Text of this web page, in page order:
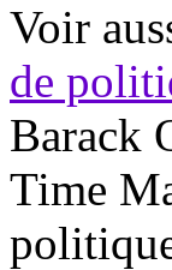
Voir
de
Barack
Time